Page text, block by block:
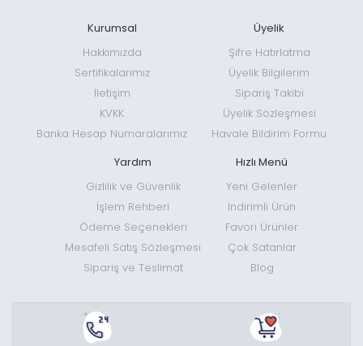
Kurumsal
Hakkımızda
Sertifikalarımız
İletişim
KVKK
Banka Hesap Numaralarımız
Üyelik
Şifre Hatırlatma
Üyelik Bilgilerim
Sipariş Takibi
Üyelik Sözleşmesi
Havale Bildirim Formu
Yardım
Gizlilik ve Güvenlik
İşlem Rehberi
Ödeme Seçenekleri
Mesafeli Satış Sözleşmesi
Sipariş ve Teslimat
Hızlı Menü
Yeni Gelenler
İndirimli Ürün
Favori Ürünler
Çok Satanlar
Blog